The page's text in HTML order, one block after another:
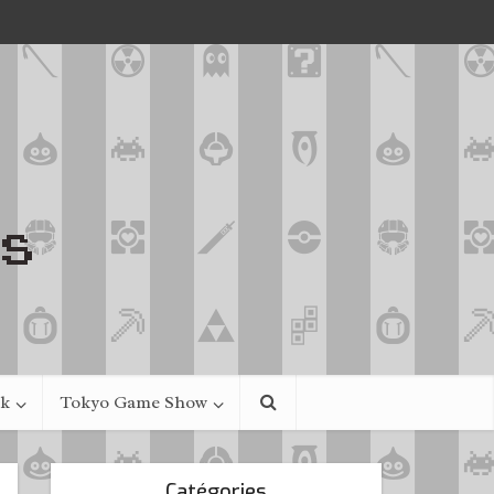
Tokyo Game Show